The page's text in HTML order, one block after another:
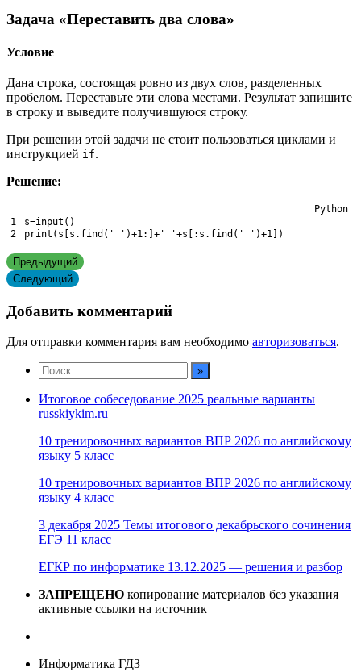
Задача «Переставить два слова»
Условие
Дана строка, состоящая ровно из двух слов, разделенных
пробелом. Переставьте эти слова местами. Результат запишите
в строку и выведите получившуюся строку.
При решении этой задачи не стоит пользоваться циклами и
инструкцией if.
Решение:
Python
1
2
s=input ( )
print ( s s . find ( ' ' )+1: + ' '+s : s . find ( ' ' )+1 )
Предыдущий
Следующий
Добавить комментарий
Для отправки комментария вам необходимо авторизоваться.
Итоговое собеседование 2025 реальные варианты
russkiykim.ru
10 тренировочных вариантов ВПР 2026 по английскому
языку 5 класс
10 тренировочных вариантов ВПР 2026 по английскому
языку 4 класс
3 декабря 2025 Темы итогового декабрьского сочинения
ЕГЭ 11 класс
ЕГКР по информатике 13.12.2025 — решения и разбор
ЗАПРЕЩЕНО копирование материалов без указания
активные ссылки на источник
Информатика ГДЗ